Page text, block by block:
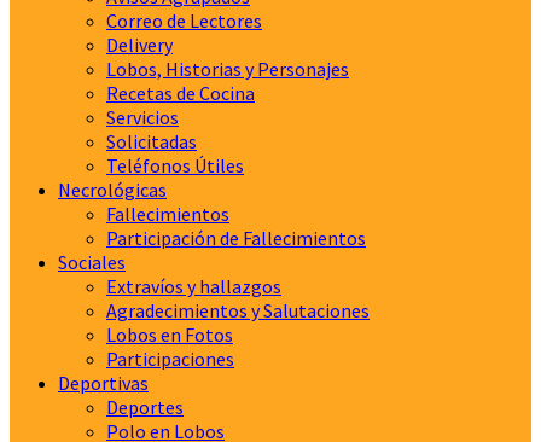
Correo de Lectores
Delivery
Lobos, Historias y Personajes
Recetas de Cocina
Servicios
Solicitadas
Teléfonos Útiles
Necrológicas
Fallecimientos
Participación de Fallecimientos
Sociales
Extravíos y hallazgos
Agradecimientos y Salutaciones
Lobos en Fotos
Participaciones
Deportivas
Deportes
Polo en Lobos